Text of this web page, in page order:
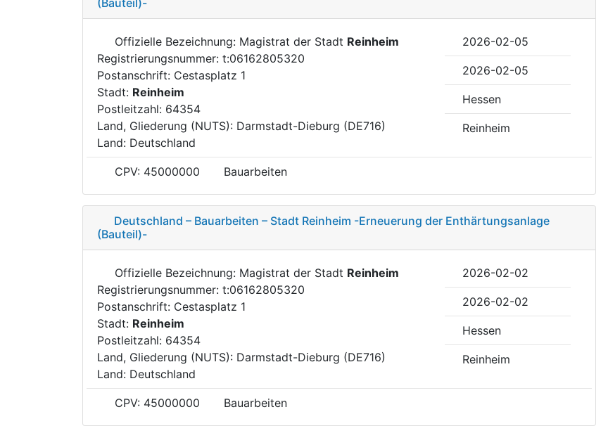
Offizielle Bezeichnung: Magistrat der Stadt Reinheim
Registrierungsnummer: t:06162805320
Postanschrift: Cestasplatz 1
Stadt: Reinheim
Postleitzahl: 64354
Land, Gliederung (NUTS): Darmstadt-Dieburg (DE716)
Land: Deutschland
2026-02-05
2026-02-05
Hessen
Reinheim
CPV: 45000000 Bauarbeiten
Deutschland – Bauarbeiten – Stadt Reinheim -Erneuerung der Enthärtungsanlage
(Bauteil)-
Offizielle Bezeichnung: Magistrat der Stadt Reinheim
Registrierungsnummer: t:06162805320
Postanschrift: Cestasplatz 1
Stadt: Reinheim
Postleitzahl: 64354
Land, Gliederung (NUTS): Darmstadt-Dieburg (DE716)
Land: Deutschland
2026-02-02
2026-02-02
Hessen
Reinheim
CPV: 45000000 Bauarbeiten